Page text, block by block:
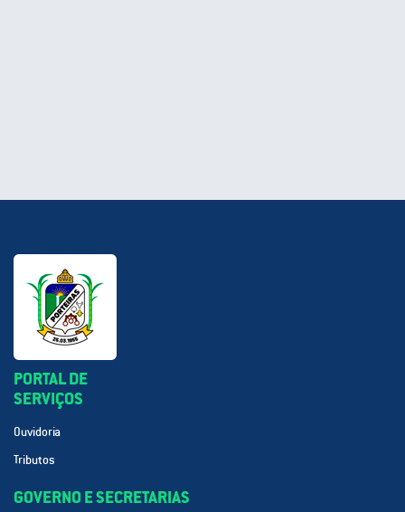
PORTAL DE
SERVIÇOS
Ouvidoria
Tributos
GOVERNO E SECRETARIAS